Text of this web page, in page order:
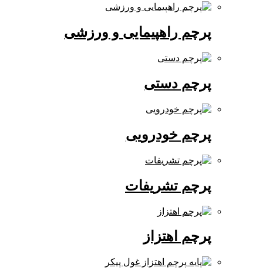
پرچم راهپیمایی و ورزشی
پرچم دستی
پرچم خودرویی
پرچم تشریفات
پرچم اهتزاز